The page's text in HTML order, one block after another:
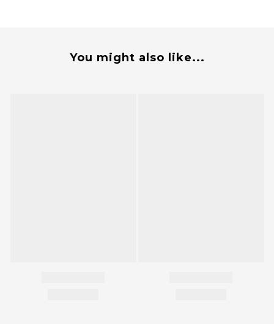
You might also like...